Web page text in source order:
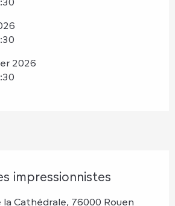
2026
impressionnistes
la Cathédrale, 76000 Rouen